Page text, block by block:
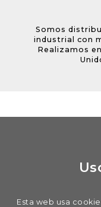
Somos
industrial con
Realizamos
Esta web usa